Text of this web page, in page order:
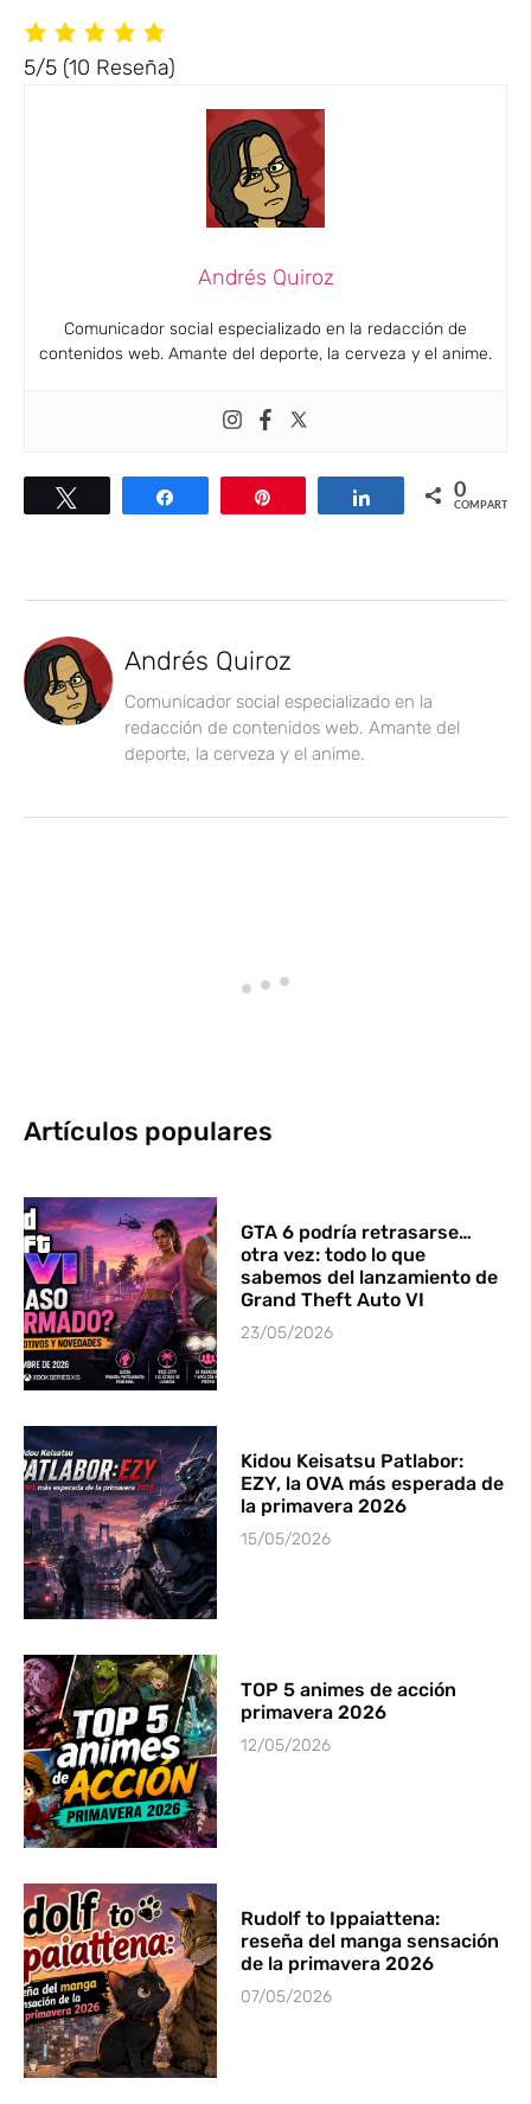
5/5 (10 Reseña)
Andrés Quiroz
Comunicador social especializado en la redacción de
contenidos web. Amante del deporte, la cerveza y el anime.
Compartir Compartir0
COMPARTIR
Andrés Quiroz
Comunicador social especializado en la
redacción de contenidos web. Amante del
deporte, la cerveza y el anime.
Artículos populares
GTA 6 podría retrasarse…
otra vez: todo lo que
sabemos del lanzamiento de
Grand Theft Auto VI
23/05/2026
Kidou Keisatsu Patlabor:
EZY, la OVA más esperada de
la primavera 2026
15/05/2026
TOP 5 animes de acción
primavera 2026
12/05/2026
Rudolf to Ippaiattena:
reseña del manga sensación
de la primavera 2026
07/05/2026